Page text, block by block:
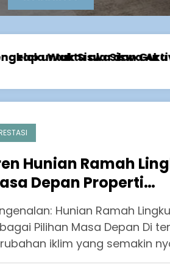
Sukses Aktif
Bukan Hanya Nilai: Cerita
Hunian Ramah
Depan Properti
di
Hunian Ramah
Pilihan Masa Depan Di
iklim yang semakin